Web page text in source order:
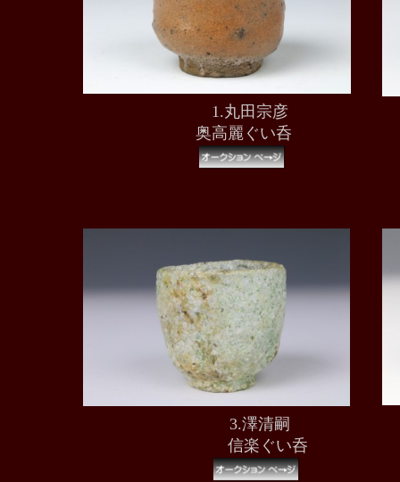
1.丸田宗彦
奥高麗ぐい呑
3.澤清嗣
信楽ぐい呑